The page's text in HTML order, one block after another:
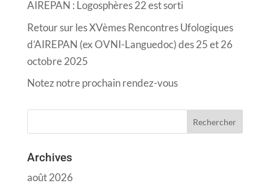
AIREPAN : Logosphères 22 est sorti
Retour sur les XVèmes Rencontres Ufologiques
d’AIREPAN (ex OVNI-Languedoc) des 25 et 26
octobre 2025
Notez notre prochain rendez-vous
Archives
août 2026